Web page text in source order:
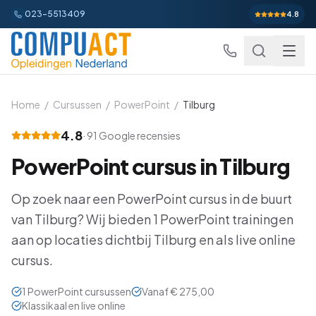
023-5513409 4.8
Excel
Excel Basis Beginner
Excel Gevorderd Gevorderd
Excel: Functies en Formules Gevorderd
Excel: Draaitabellen en Grafieken
Excel: Analyse en Rapportage
Word
Word Basis Beginner
Word Gevorderd Gevorderd
Word: Formulieren en Sjablonen
Outlook
PowerPoint Alles-in-een
Power BI
Home / Cursussen / PowerPoint / Tilburg
4.8· 91 Google recensies
PowerPointcursus inTilburg
Op zoek naar een PowerPointcursus in de buurt
van Tilburg? Wij bieden 1 PowerPoint trainingen
aan op locaties dichtbij Tilburg en als live online
cursus.
1 PowerPoint cursussen Vanaf€ 275,00
Klassikaal en live online